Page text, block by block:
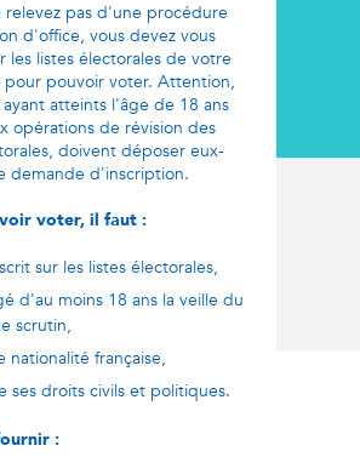
relevez pas d'une procédure
d'office, vous devez vous
les listes électorales de votre
pour pouvoir voter. Attention,
ayant atteints l'âge de 18 ans
opérations de révision des
doivent déposer eux-
demande d'inscription.
voter, il faut :
sur les listes électorales,
d'au moins 18 ans la veille du
scrutin,
française,
ses droits civils et politiques.
: